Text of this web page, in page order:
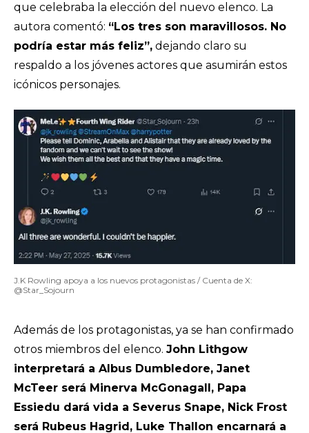
que celebraba la elección del nuevo elenco. La
autora comentó: “Los tres son maravillosos. No
podría estar más feliz”, dejando claro su
respaldo a los jóvenes actores que asumirán estos
icónicos personajes.
J.K Rowling apoya a los nuevos protagonistas / Cuenta de X:
@Star_Sojourn
Además de los protagonistas, ya se han confirmado
otros miembros del elenco. John Lithgow
interpretará a Albus Dumbledore, Janet
McTeer será Minerva McGonagall, Papa
Essiedu dará vida a Severus Snape, Nick Frost
será Rubeus Hagrid, Luke Thallon encarnará a